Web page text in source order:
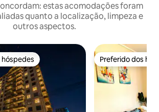
estas acomodações foram
quanto a localização, limpeza e
outros aspectos.
preferidos dos hóspedes Preferido dos
Preferido dos